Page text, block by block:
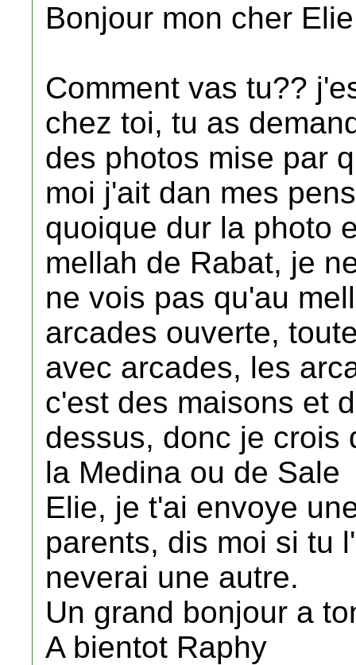
Bonjour mon cher
Comment vas tu??
chez toi, tu as
des photos mise par
moi j'ait dan mes
quoique dur la photo
mellah de Rabat, je
ne vois pas qu'au
arcades ouverte,
avec arcades, les
c'est des maisons et
dessus, donc je crois
la Medina ou de Sale
Elie, je t'ai envoye
parents, dis moi si tu
neverai une autre.
Un grand bonjour a
A bientot Raphy